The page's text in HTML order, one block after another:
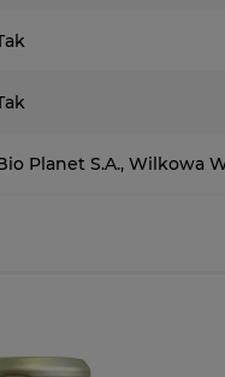
Planet S.A., Wilkowa